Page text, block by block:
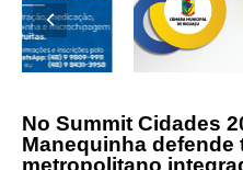
No Summit Cidades
Manequinha defende
metropolitano
o
vereador
Lucas
sua
visão